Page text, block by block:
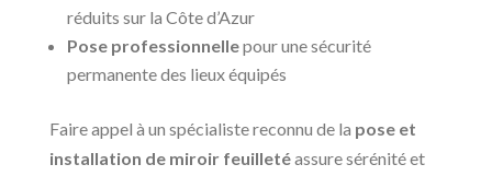
réduits sur la Côte d’Azur
Pose professionnellepour une sécurité
permanente des lieux équipés
Faire appel à un spécialiste reconnu de la pose et
installation de miroir feuilletéassure sérénité et